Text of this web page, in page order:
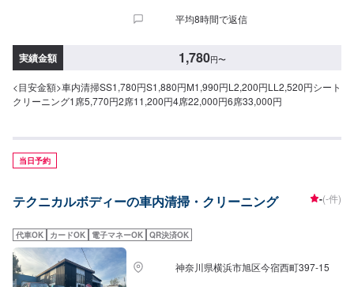
平均8時間で返信
実績金額 1,780円〜
<目安金額>車内清掃SS1,780円S1,880円M1,990円L2,200円LL2,520円シート
クリーニング1席5,770円2席11,200円4席22,000円6席33,000円
当日予約
テクニカルボディーの車内清掃・クリーニング -(-件)
代車OK カードOK 電子マネーOK QR決済OK
神奈川県横浜市旭区今宿西町397-15